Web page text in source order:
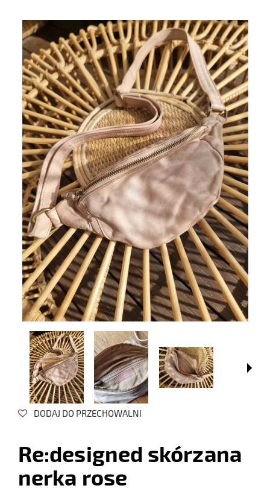
DODAJ DO PRZECHOWALNI
Re:designed skórzana
nerka rose